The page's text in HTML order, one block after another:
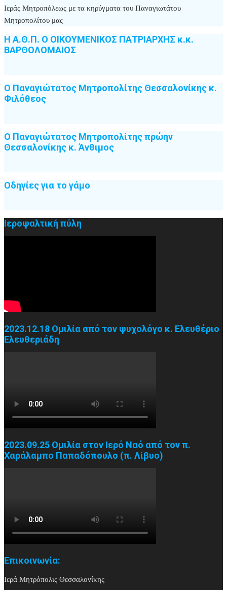
Ιεράς Μητροπόλεως με τα κηρύγματα του Παναγιωτάτου
Μητροπολίτου μας
Η Α.Θ.Π. Ο ΟΙΚΟΥΜΕΝΙΚΟΣ ΠΑΤΡΙΑΡΧΗΣ κ.κ.
ΒΑΡΘΟΛΟΜΑΙΟΣ
Ο Παναγιώτατος Μητροπολίτης Θεσσαλονίκης κ.
Φιλόθεος
Ο Παναγιώτατος Μητροπολίτης πρώην
Θεσσαλονίκης κ. Άνθιμος
Οδηγίες για το γάμο
Ιεροψαλτική πύλη
2023.12.18 Ομιλία από τον ψυχολόγο κ. Ελευθέριο
Ελευθεριάδη
2023.09.25 Ομιλία στον Ιερό Ναό από τον π.
Χαράλαμπο Παπαδόπουλο (π. Λίβυο)
Επικοινωνία:
Ιερά Μητρόπολις Θεσσαλονίκης